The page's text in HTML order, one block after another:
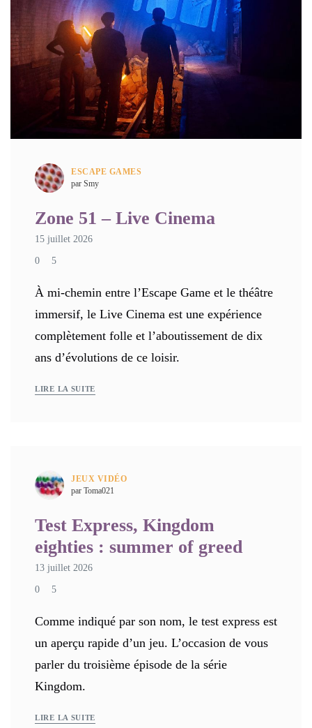
ESCAPE GAMES
par Smy
Zone 51 – Live Cinema
15 juillet 2026
0 5
À mi-chemin entre l’Escape Game et le théâtre
immersif, le Live Cinema est une expérience
complètement folle et l’aboutissement de dix
ans d’évolutions de ce loisir.
LIRE LA SUITE
JEUX VIDÉO
par Toma021
Test Express, Kingdom
eighties : summer of greed
13 juillet 2026
0 5
Comme indiqué par son nom, le test express est
un aperçu rapide d’un jeu. L’occasion de vous
parler du troisième épisode de la série
Kingdom.
LIRE LA SUITE